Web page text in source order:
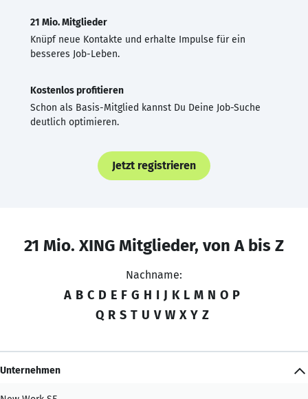
21 Mio. Mitglieder
Knüpf neue Kontakte und erhalte Impulse für ein
besseres Job-Leben.
Kostenlos profitieren
Schon als Basis-Mitglied kannst Du Deine Job-Suche
deutlich optimieren.
Jetzt registrieren
21 Mio. XING Mitglieder, von A bis Z
Nachname:
A B C D E F G H I J K L M N O P
Q R S T U V W X Y Z
Unternehmen